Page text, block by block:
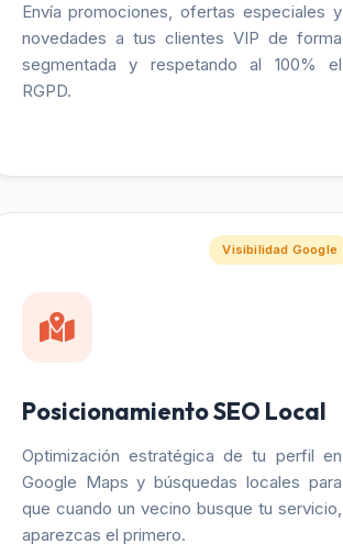
Envía promociones, ofertas especiales y
novedades a tus clientes VIP de forma
segmentada y respetando al 100% el
RGPD.
Visibilidad Google
Posicionamiento SEO Local
Optimización estratégica de tu perfil en
Google Maps y búsquedas locales para
que cuando un vecino busque tu servicio,
aparezcas el primero.